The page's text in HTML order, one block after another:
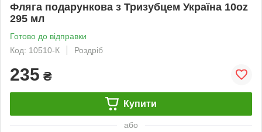
Фляга подарункова з Тризубцем Україна 10oz
295 мл
Готово до відправки
Код: 10510-К
Роздріб
235 ₴
Купити
або